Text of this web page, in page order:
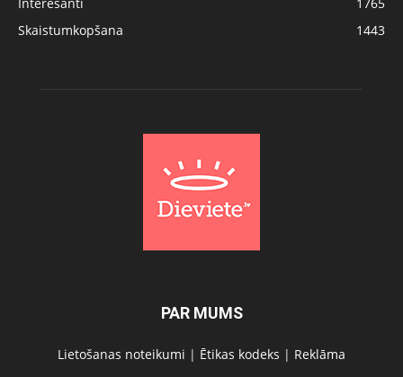
Skaistumkopšana
1443
PAR MUMS
Lietošanas noteikumi | Ētikas kodeks | Reklāma